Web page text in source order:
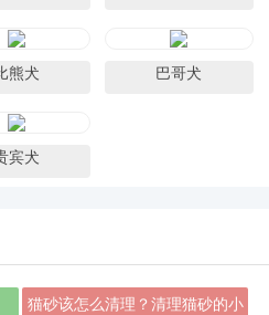
熊犬 巴哥犬
宾犬
猫砂该怎么清理？清理猫砂的小